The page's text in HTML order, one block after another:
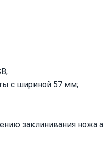
с шириной 57 мм;
заклинивания ножа